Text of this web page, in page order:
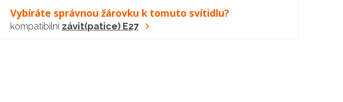
Vybíráte správnou žárovku k tomuto svítidlu?
kompatibilní závit(patice) E27